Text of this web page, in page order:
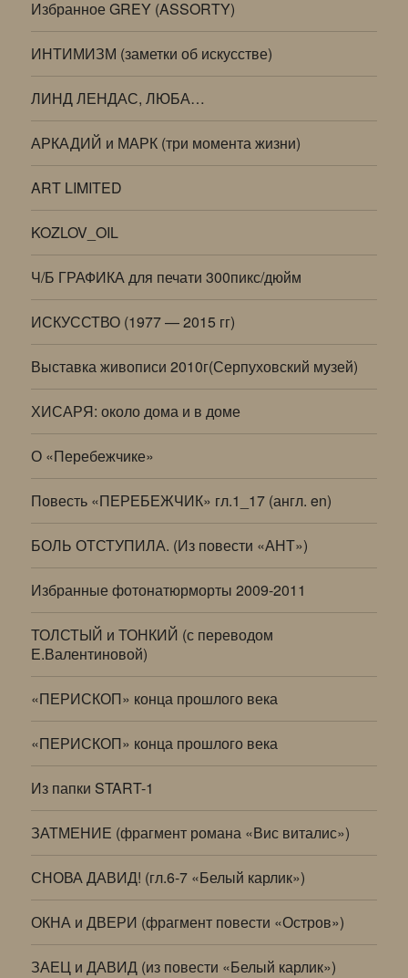
Избранное GREY (ASSORTY)
ИНТИМИЗМ (заметки об искусстве)
ЛИНД ЛЕНДАС, ЛЮБА…
АРКАДИЙ и МАРК (три момента жизни)
ART LIMITED
KOZLOV_OIL
Ч/Б ГРАФИКА для печати 300пикс/дюйм
ИСКУССТВО (1977 — 2015 гг)
Выставка живописи 2010г(Серпуховский музей)
ХИСАРЯ: около дома и в доме
О «Перебежчике»
Повесть «ПЕРЕБЕЖЧИК» гл.1_17 (англ. en)
БОЛЬ ОТСТУПИЛА. (Из повести «АНТ»)
Избранные фотонатюрморты 2009-2011
ТОЛСТЫЙ и ТОНКИЙ (с переводом
Е.Валентиновой)
«ПЕРИСКОП» конца прошлого века
«ПЕРИСКОП» конца прошлого века
Из папки START-1
ЗАТМЕНИЕ (фрагмент романа «Вис виталис»)
СНОВА ДАВИД! (гл.6-7 «Белый карлик»)
ОКНА и ДВЕРИ (фрагмент повести «Остров»)
ЗАЕЦ и ДАВИД (из повести «Белый карлик»)